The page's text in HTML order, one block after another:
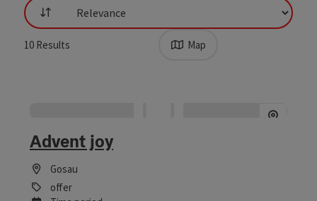
List
10 Results Map
Advent joy
Gosau
offer